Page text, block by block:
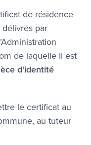
de résidence
par
de laquelle il est
d’identité
le certificat au
au tuteur